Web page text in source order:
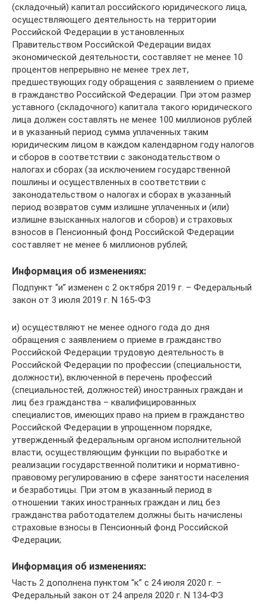
(складочный) капитал российского юридического лица,
осуществляющего деятельность на территории
Российской Федерации в установленных
Правительством Российской Федерации видах
экономической деятельности, составляет не менее 10
процентов непрерывно не менее трех лет,
предшествующих году обращения с заявлением о приеме
в гражданство Российской Федерации. При этом размер
уставного (складочного) капитала такого юридического
лица должен составлять не менее 100 миллионов рублей
и в указанный период сумма уплаченных таким
юридическим лицом в каждом календарном году налогов
и сборов в соответствии с законодательством о
налогах и сборах (за исключением государственной
пошлины и осуществленных в соответствии с
законодательством о налогах и сборах в указанный
период возвратов сумм излишне уплаченных и (или)
излишне взысканных налогов и сборов) и страховых
взносов в Пенсионный фонд Российской Федерации
составляет не менее 6 миллионов рублей;
Информация об изменениях:
Подпункт “и” изменен с 2 октября 2019 г. – Федеральный
закон от 3 июля 2019 г. N 165-ФЗ
и) осуществляют не менее одного года до дня
обращения с заявлением о приеме в гражданство
Российской Федерации трудовую деятельность в
Российской Федерации по профессии (специальности,
должности), включенной в перечень профессий
(специальностей, должностей) иностранных граждан и
лиц без гражданства – квалифицированных
специалистов, имеющих право на прием в гражданство
Российской Федерации в упрощенном порядке,
утвержденный федеральным органом исполнительной
власти, осуществляющим функции по выработке и
реализации государственной политики и нормативно-
правовому регулированию в сфере занятости населения
и безработицы. При этом в указанный период в
отношении таких иностранных граждан и лиц без
гражданства работодателем должны быть начислены
страховые взносы в Пенсионный фонд Российской
Федерации;
Информация об изменениях:
Часть 2 дополнена пунктом “к” с 24 июля 2020 г. –
Федеральный закон от 24 апреля 2020 г. N 134-ФЗ